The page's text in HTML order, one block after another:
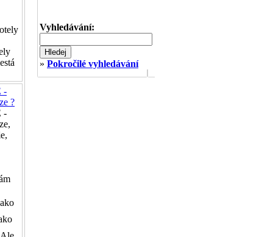
-
?
-
Vyhledávání:
» Pokročilé vyhledávání